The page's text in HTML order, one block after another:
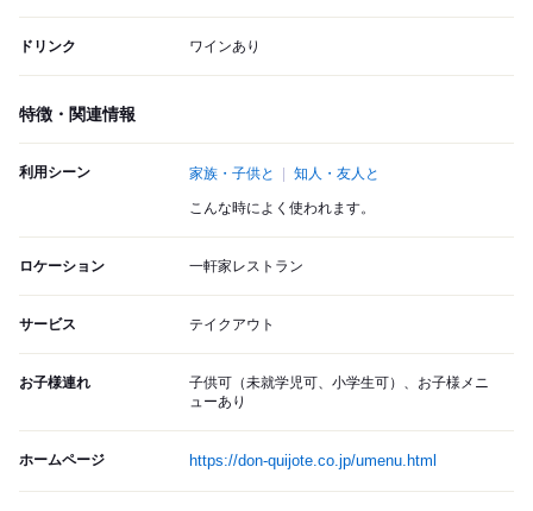
ドリンク ワインあり
特徴・関連情報
利用シーン 家族・子供と 知人・友人と
こんな時によく使われます。
ロケーション 一軒家レストラン
サービス テイクアウト
お子様連れ
子供可（未就学児可、小学生可）、お子様メニ
ューあり
ホームページ https://don-quijote.co.jp/umenu.html